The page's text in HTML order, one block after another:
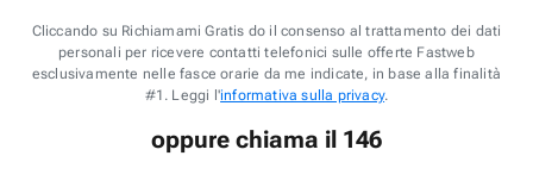
Cliccando su Richiamami Gratis do il consenso al trattamento dei dati
personali per ricevere contatti telefonici sulle offerte Fastweb
esclusivamente nelle fasce orarie da me indicate, in base alla finalità
#1. Leggi l'informativa sulla privacy.
oppure chiama il 146